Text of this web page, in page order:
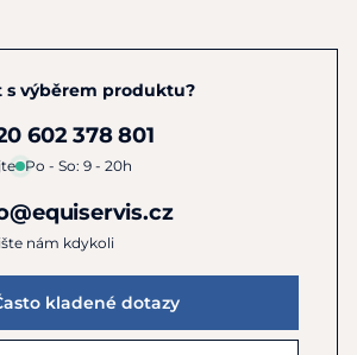
s výběrem produktu?
602 378 801
Po - So: 9 - 20h
nám kdykoli
kladené dotazy